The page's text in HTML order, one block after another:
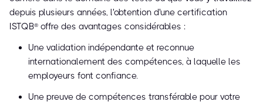
depuis plusieurs années, l'obtention d'une certification
ISTQB® offre des avantages considérables :
Une validation indépendante et reconnue
internationalement des compétences, à laquelle les
employeurs font confiance.
Une preuve de compétences transférable pour votre